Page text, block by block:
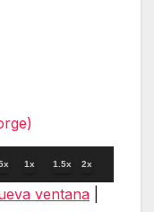
1x 1.5x 2x
ventana